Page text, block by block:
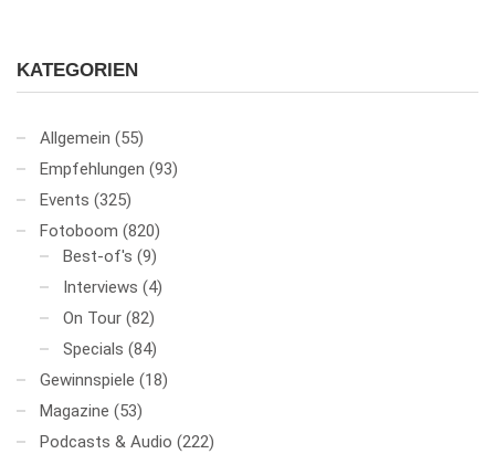
KATEGORIEN
Allgemein (55)
Empfehlungen (93)
Events (325)
Fotoboom (820)
Best-of's (9)
Interviews (4)
On Tour (82)
Specials (84)
Gewinnspiele (18)
Magazine (53)
Podcasts & Audio (222)